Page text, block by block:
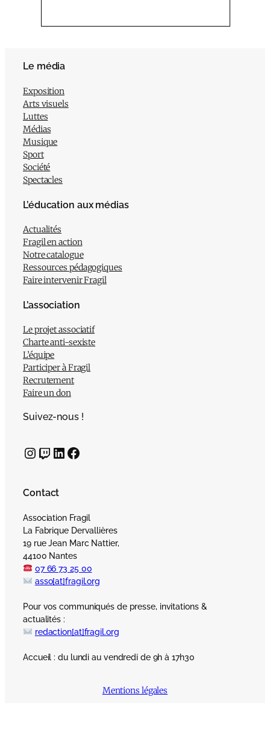
Le média
Exposition
Arts visuels
Luttes
Médias
Musique
Sport
Société
Spectacles
L’éducation aux médias
Actualités
Fragil en action
Notre catalogue
Ressources pédagogiques
Faire intervenir Fragil
L’association
Le projet associatif
Charte anti-sexiste
L’équipe
Participer à Fragil
Recrutement
Faire un don
Suivez-nous !
InstagramTwitch LinkedIn Facebook
Contact
Association Fragil
La Fabrique Dervallières
19 rue Jean Marc Nattier,
44100 Nantes
07 66 73 25 00
asso[at]fragil.org
Pour vos communiqués de presse, invitations &
actualités :
redaction[at]fragil.org
Accueil : du lundi au vendredi de 9h à 17h30
Mentions légales